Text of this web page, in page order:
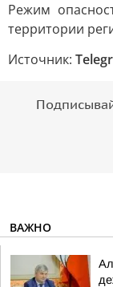
Режим
территории
Источник:
ВАЖНО